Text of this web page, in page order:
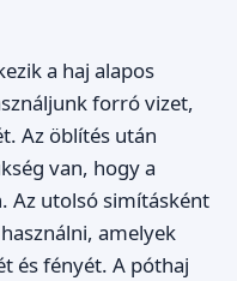
a haj alapos
forró vizet,
Az öblítés után
van, hogy a
Az utolsó simításként
amelyek
és fényét. A póthaj